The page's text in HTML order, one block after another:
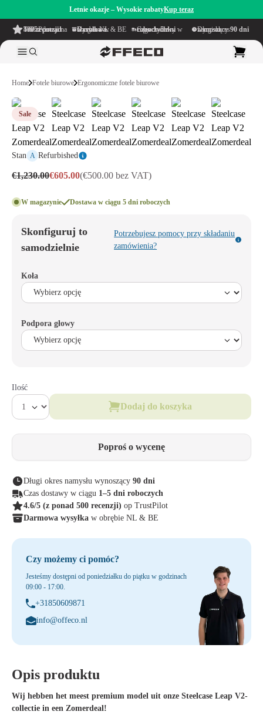
Letnie okazje – Wysokie rabatyKup teraz
4.6/5
z ponad 500 recenzji
na TrustPilot Darmowa wysyłka
w obrębie NL & BE Czas dostawy w ciągu
1–5 dni roboczych Długi okres namysłu wynoszący90 dni
Home Fotele biurowe Ergonomiczne fotele biurowe
Sale
Stan A Refurbished
€1,230.00€605.00(€500.00 bez VAT)
W magazynie Dostawa w ciągu 5 dni roboczych
Skonfiguruj to
samodzielnie
Potrzebujesz pomocy przy składaniu
zamówienia?
Koła
Podpora głowy
Ilość
Dodaj do koszyka
Poproś o wycenę
Długi okres namysłu wynoszący 90 dni
Czas dostawy w ciągu 1–5 dni roboczych
4.6/5 (z ponad 500 recenzji) op TrustPilot
Darmowa wysyłka w obrębie NL & BE
Czy możemy ci pomóc?
Jesteśmy dostępni od poniedziałku do piątku w godzinach
09:00 - 17:00.
+31850609871
info@offeco.nl
Opis produktu
Wij hebben het meest premium model uit onze Steelcase Leap V2-
collectie in een Zomerdeal!